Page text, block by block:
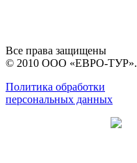
Все права защищены
© 2010 ООО «ЕВРО-ТУР».
Политика обработки
персональных данных